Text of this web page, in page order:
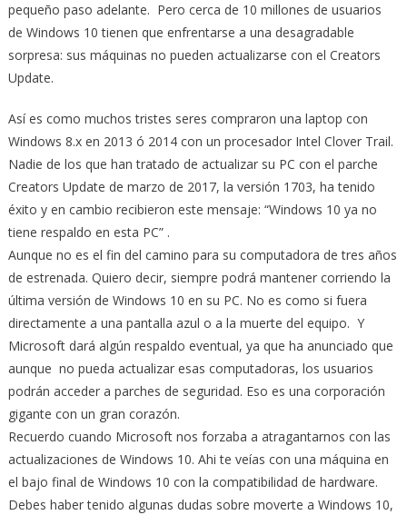
pequeño paso adelante. Pero cerca de 10 millones de usuarios
de Windows 10 tienen que enfrentarse a una desagradable
sorpresa: sus máquinas no pueden actualizarse con el Creators
Update.
Así es como muchos tristes seres compraron una laptop con
Windows 8.x en 2013 ó 2014 con un procesador Intel Clover Trail.
Nadie de los que han tratado de actualizar su PC con el parche
Creators Update de marzo de 2017, la versión 1703, ha tenido
éxito y en cambio recibieron este mensaje: “Windows 10 ya no
tiene respaldo en esta PC” .
Aunque no es el fin del camino para su computadora de tres años
de estrenada. Quiero decir, siempre podrá mantener corriendo la
última versión de Windows 10 en su PC. No es como si fuera
directamente a una pantalla azul o a la muerte del equipo. Y
Microsoft dará algún respaldo eventual, ya que ha anunciado que
aunque no pueda actualizar esas computadoras, los usuarios
podrán acceder a parches de seguridad. Eso es una corporación
gigante con un gran corazón.
Recuerdo cuando Microsoft nos forzaba a atragantarnos con las
actualizaciones de Windows 10. Ahi te veías con una máquina en
el bajo final de Windows 10 con la compatibilidad de hardware.
Debes haber tenido algunas dudas sobre moverte a Windows 10,